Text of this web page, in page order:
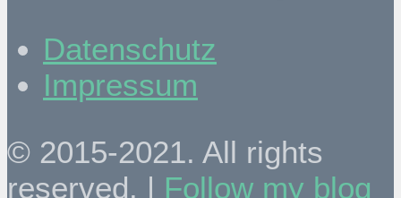
Datenschutz
Impressum
© 2015-2021. All rights
reserved. | Follow my blog